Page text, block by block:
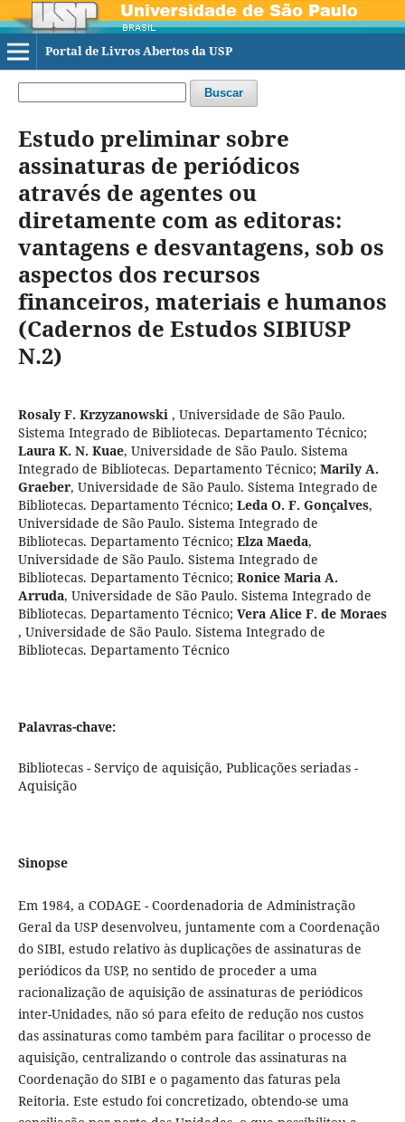
Portal de Livros Abertos da USP
Buscar
Estudo preliminar sobre
assinaturas de periódicos
através de agentes ou
diretamente com as editoras:
vantagens e desvantagens, sob os
aspectos dos recursos
financeiros, materiais e humanos
(Cadernos de Estudos SIBIUSP
N.2)
Rosaly F. Krzyzanowski , Universidade de São Paulo.
Sistema Integrado de Bibliotecas. Departamento Técnico;
Laura K. N. Kuae, Universidade de São Paulo. Sistema
Integrado de Bibliotecas. Departamento Técnico; Marily A.
Graeber, Universidade de São Paulo. Sistema Integrado de
Bibliotecas. Departamento Técnico; Leda O. F. Gonçalves,
Universidade de São Paulo. Sistema Integrado de
Bibliotecas. Departamento Técnico; Elza Maeda,
Universidade de São Paulo. Sistema Integrado de
Bibliotecas. Departamento Técnico; Ronice Maria A.
Arruda, Universidade de São Paulo. Sistema Integrado de
Bibliotecas. Departamento Técnico; Vera Alice F. de Moraes
, Universidade de São Paulo. Sistema Integrado de
Bibliotecas. Departamento Técnico
Palavras-chave:
Bibliotecas - Serviço de aquisição, Publicações seriadas -
Aquisição
Sinopse
Em 1984, a CODAGE - Coordenadoria de Administração
Geral da USP desenvolveu, juntamente com a Coordenação
do SIBI, estudo relativo às duplicações de assinaturas de
periódicos da USP, no sentido de proceder a uma
racionalização de aquisição de assinaturas de periódicos
inter-Unidades, não só para efeito de redução nos custos
das assinaturas como também para facilitar o processo de
aquisição, centralizando o controle das assinaturas na
Coordenação do SIBI e o pagamento das faturas pela
Reitoria. Este estudo foi concretizado, obtendo-se uma